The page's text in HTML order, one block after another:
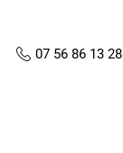
07 56 86 13 28